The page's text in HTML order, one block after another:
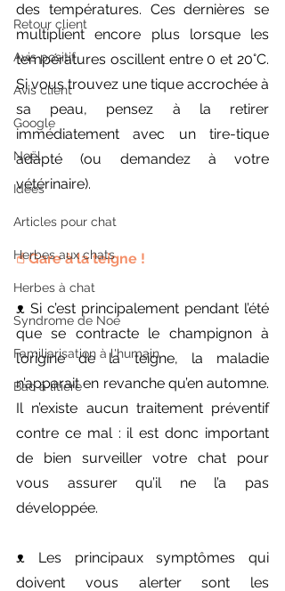
Retour client
Avis positif
Avis client
Google
Noël
Idées
Articles pour chat
Herbes aux chats
Herbes à chat
Syndrome de Noé
Familiarisation à l'humain
Bac à litière
des températures. Ces dernières se
multiplient encore plus lorsque les
températures oscillent entre 0 et 20°C.
Si vous trouvez une tique accrochée à
sa peau, pensez à la retirer
immédiatement avec un tire-tique
adapté (ou demandez à votre
vétérinaire).
☝︎︎ Gare à la teigne !
ᴥ︎ Si c’est principalement pendant l’été
que se contracte le champignon à
l’origine de la teigne, la maladie
n’apparait en revanche qu’en automne.
Il n’existe aucun traitement préventif
contre ce mal : il est donc important
de bien surveiller votre chat pour
vous assurer qu’il ne l’a pas
développée.
ᴥ︎ Les principaux symptômes qui
doivent vous alerter sont les